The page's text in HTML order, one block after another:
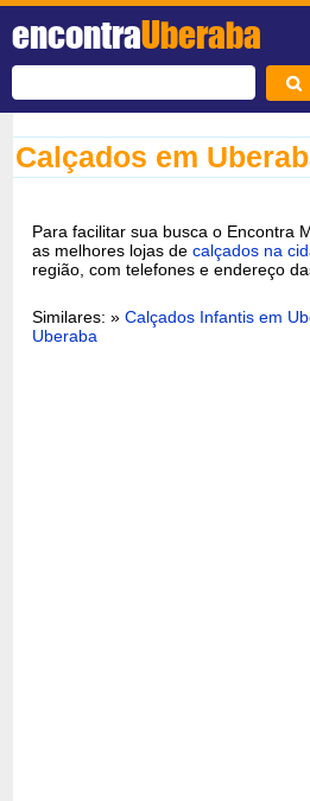
encontraUberaba
Calçados em
Para facilitar sua busca o Encontra
as melhores lojas decalçados na
região, com telefones e endereço
Similares: »Calçados Infantis em
Uberaba